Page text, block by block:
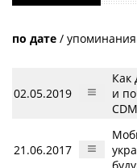
по дате /
02.05.2019
Как
и
21.06.2017